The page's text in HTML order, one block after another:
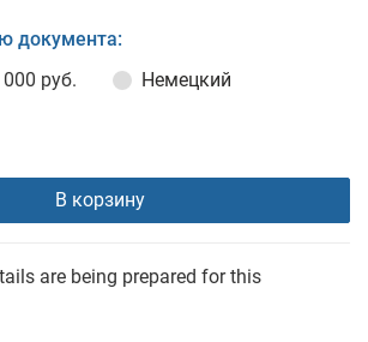
документа:
руб. Немецкий
В корзину
are being prepared for this